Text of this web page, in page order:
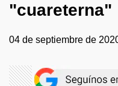
"cuareterna"
04 de septiembre de